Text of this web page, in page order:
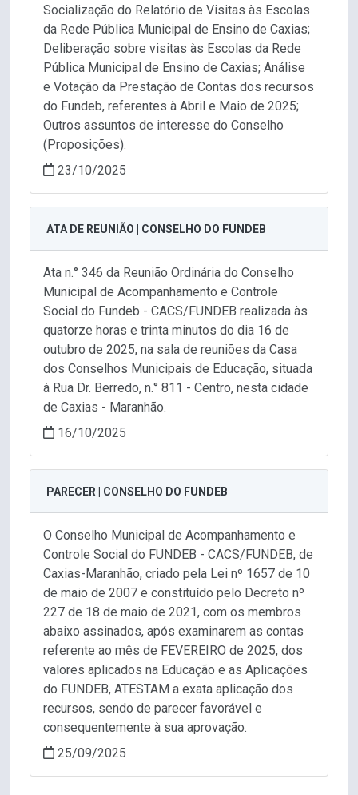
Socialização do Relatório de Visitas às Escolas
da Rede Pública Municipal de Ensino de Caxias;
Deliberação sobre visitas às Escolas da Rede
Pública Municipal de Ensino de Caxias; Análise
e Votação da Prestação de Contas dos recursos
do Fundeb, referentes à Abril e Maio de 2025;
Outros assuntos de interesse do Conselho
(Proposições).
23/10/2025
ATA DE REUNIÃO | CONSELHO DO FUNDEB
Ata n.° 346 da Reunião Ordinária do Conselho
Municipal de Acompanhamento e Controle
Social do Fundeb - CACS/FUNDEB realizada às
quatorze horas e trinta minutos do dia 16 de
outubro de 2025, na sala de reuniões da Casa
dos Conselhos Municipais de Educação, situada
à Rua Dr. Berredo, n.° 811 - Centro, nesta cidade
de Caxias - Maranhão.
16/10/2025
PARECER | CONSELHO DO FUNDEB
O Conselho Municipal de Acompanhamento e
Controle Social do FUNDEB - CACS/FUNDEB, de
Caxias-Maranhão, criado pela Lei nº 1657 de 10
de maio de 2007 е constituído pelo Decreto nº
227 de 18 de maio de 2021, com os membros
abaixo assinados, após examinarem as contas
referente ao mês de FEVEREIRO de 2025, dos
valores aplicados na Educação e as Aplicações
do FUNDEB, ATESTAM a exata aplicação dos
recursos, sendo de parecer favorável e
consequentemente à sua aprovação.
25/09/2025